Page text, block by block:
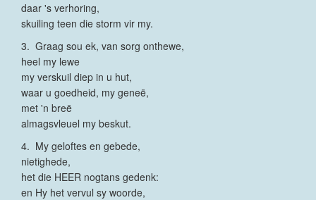
daar 's verhoring,
skuiling teen die storm vir my.
3. Graag sou ek, van sorg onthewe,
heel my lewe
my verskuil diep in u hut,
waar u goedheid, my geneë,
met 'n breë
almagsvleuel my beskut.
4. My geloftes en gebede,
nietighede,
het die HEER nogtans gedenk:
en Hy het vervul sy woorde,